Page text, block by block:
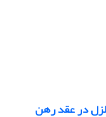
در عقد رهن